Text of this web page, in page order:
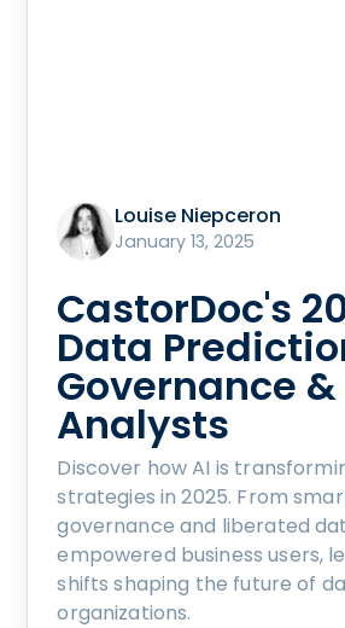
Louise Niepceron
January 13, 2025
CastorDoc's
Data
Governance
Analysts
Discover how AI is
strategies in 2025. From
governance and liberated
empowered business users,
shifts shaping the future of
organizations.